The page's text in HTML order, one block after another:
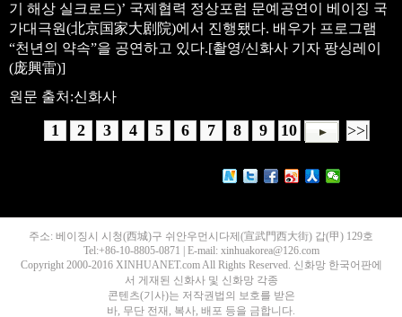
기 해상 실크로드)’ 국제협력 정상포럼 문예공연이 베이징 국
가대극원(北京国家大剧院)에서 진행됐다. 배우가 프로그램
“천년의 약속”을 공연하고 있다.[촬영/신화사 기자 팡싱레이
(庞興雷)]
원문 출처:신화사
1 2 3 4 5 6 7 8 9 10 >>|
주소: 베이징시 시청(西城)구 쉬안우먼시다제(宣武門西大街) 갑(甲) 129호
Tel:+86-10-8805-0871 | E-mail: xinhuakorea@126.com
Copyright 2000-2016 XINHUANET.com All Rights Reserved. 신화망 한국어판에
서 게재된 신화사 및 신화망 각종
콘텐츠(기사)는 저작권법의 보호를 받은
바, 무단 전재, 복사, 배포 등을 금합니다.